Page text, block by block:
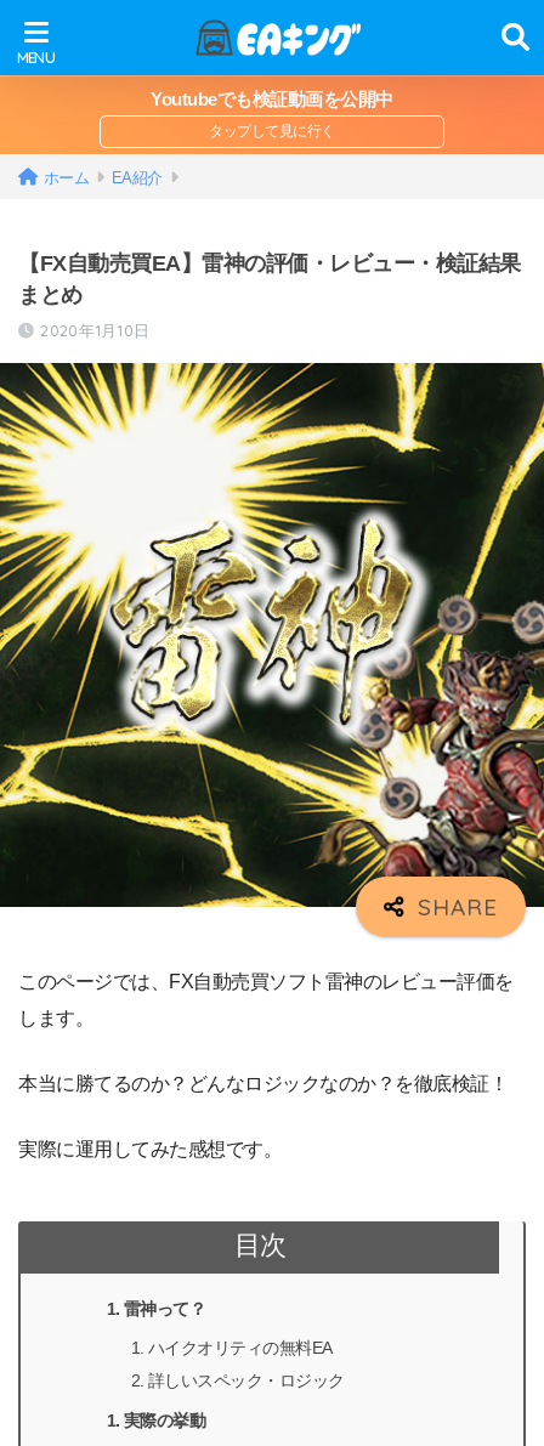
Youtubeでも検証動画を公開中
ホーム EA紹介
【FX自動売買EA】雷神の評価・レビュー・検証結果
まとめ
2020年1月10日
このページでは、FX自動売買ソフト雷神のレビュー評価を
します。
本当に勝てるのか？どんなロジックなのか？を徹底検証！
実際に運用してみた感想です。
目次
雷神って？
ハイクオリティの無料EA
詳しいスペック・ロジック
実際の挙動